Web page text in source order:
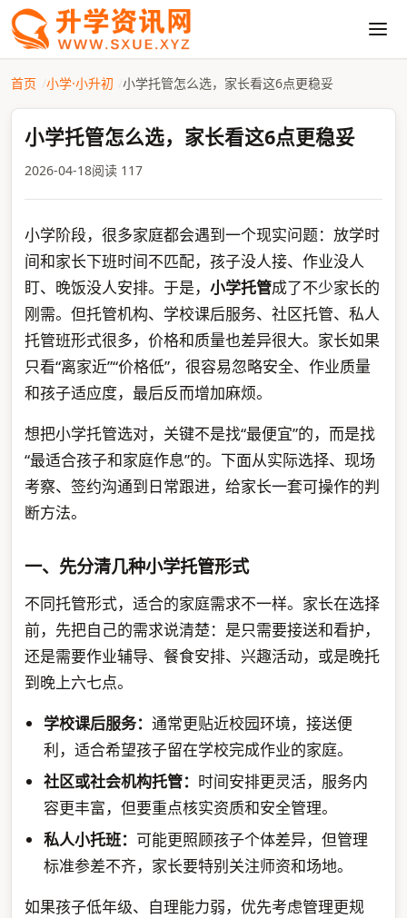
首页 小学·小升初 小学托管怎么选，家长看这6点更稳妥
小学托管怎么选，家长看这6点更稳妥
2026-04-18阅读 117
小学阶段，很多家庭都会遇到一个现实问题：放学时
间和家长下班时间不匹配，孩子没人接、作业没人
盯、晚饭没人安排。于是， 小学托管成了不少家长的
刚需。但托管机构、学校课后服务、社区托管、私人
托管班形式很多，价格和质量也差异很大。家长如果
只看“离家近”“价格低”，很容易忽略安全、作业质量
和孩子适应度，最后反而增加麻烦。
想把小学托管选对，关键不是找“最便宜”的，而是找
“最适合孩子和家庭作息”的。下面从实际选择、现场
考察、签约沟通到日常跟进，给家长一套可操作的判
断方法。
一、先分清几种小学托管形式
不同托管形式，适合的家庭需求不一样。家长在选择
前，先把自己的需求说清楚：是只需要接送和看护，
还是需要作业辅导、餐食安排、兴趣活动，或是晚托
到晚上六七点。
学校课后服务：通常更贴近校园环境，接送便
利，适合希望孩子留在学校完成作业的家庭。
社区或社会机构托管： 时间安排更灵活，服务内
容更丰富，但要重点核实资质和安全管理。
私人小托班： 可能更照顾孩子个体差异，但管理
标准参差不齐，家长要特别关注师资和场地。
如果孩子低年级、自理能力弱，优先考虑管理更规